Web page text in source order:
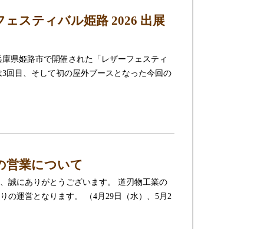
ェスティバル姫路 2026 出展
県姫路市で開催された「レザーフェスティ
回目、そして初の屋外ブースとなった今回の
営業について
誠にありがとうございます。 道刃物工業の
の運営となります。 （4月29日（水）、5月2